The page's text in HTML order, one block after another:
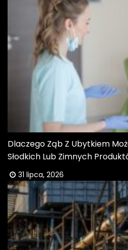
Dlaczego Ząb Z Ubytkiem
Słodkich Lub Zimnych
31 lipca, 2026